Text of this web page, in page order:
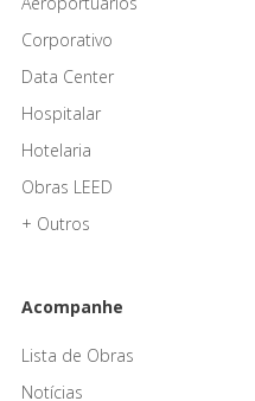
Corporativo
Data Center
Hospitalar
Hotelaria
Obras LEED
+ Outros
Acompanhe
Lista de Obras
Notícias